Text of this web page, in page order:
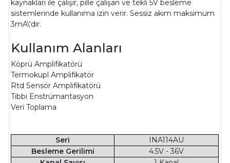
kaynakları ile çalışır, pille çalışan ve tekli 5V besleme
sistemlerinde kullanıma izin verir. Sessiz akım maksimum
3mA\'dır.
Kullanım Alanları
Köprü Amplifikatörü
Termokupl Amplifikatör
Rtd Sensör Amplifikatörü
Tıbbi Enstrümantasyon
Veri Toplama
Seri
INA114AU
Besleme Gerilimi
4.5V - 36V